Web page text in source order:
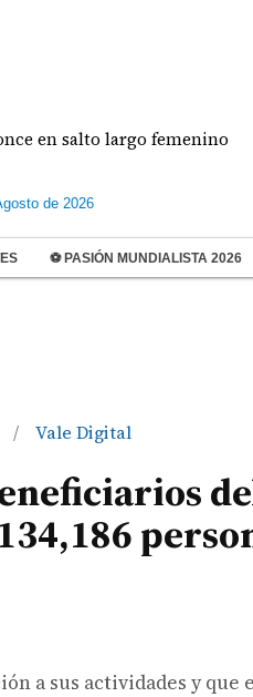
salto largo femenino
de 2026
⚽ PASIÓN MUNDIALISTA 2026
/ Vale Digital
a sus actividades y que